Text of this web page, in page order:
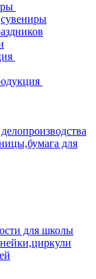
для
для школы